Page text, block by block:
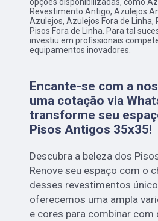
opções disponibilizadas, como
Revestimento Antigo, Azulejos
Azulejos, Azulejos Fora de Linha,
Pisos Fora de Linha. Para tal
investiu em profissionais
equipamentos inovadores.
Encante-se com a
uma cotação via
transforme seu
Pisos Antigos 35x35!
Descubra a beleza dos
Renove seu espaço com o
desses revestimentos
oferecemos uma ampla
e cores para combinar com